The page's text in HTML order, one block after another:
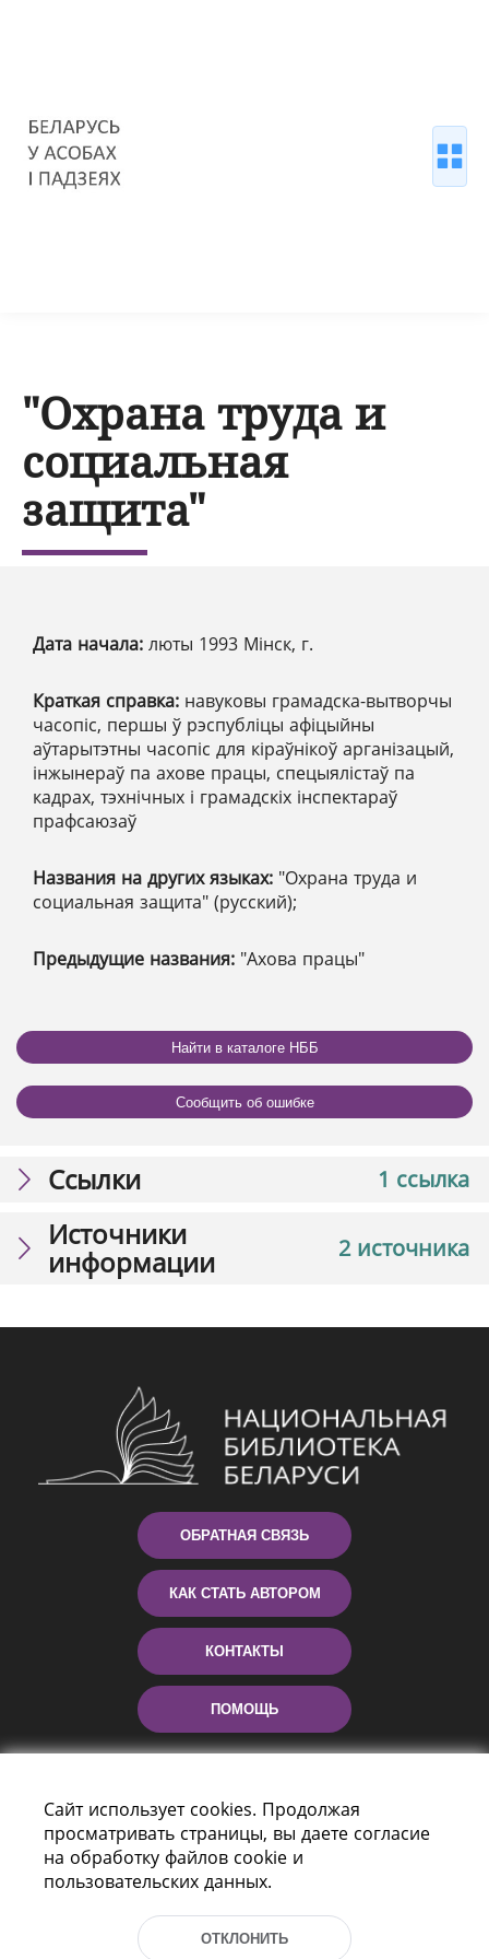
"Охрана труда и
социальная
защита"
Дата начала: люты 1993 Мінск, г.
Краткая справка: навуковы грамадска-вытворчы
часопіс, першы ў рэспубліцы афіцыйны
аўтарытэтны часопіс для кіраўнікоў арганізацый,
інжынераў па ахове працы, спецыялістаў па
кадрах, тэхнічных і грамадскіх інспектараў
прафсаюзаў
Названия на других языках: "Охрана труда и
социальная защита" (русский);
Предыдущие названия: "Ахова працы"
Найти в каталоге НББ
Сообщить об ошибке
1 ссылка
Ссылки
2 источника
Источники
информации
ОБРАТНАЯ СВЯЗЬ
КАК СТАТЬ АВТОРОМ
КОНТАКТЫ
ПОМОЩЬ
Пр-т Независимости 116
г. Минск, Республика Беларусь, 220114
Сайт использует cookies. Продолжая
просматривать страницы, вы даете согласие
на обработку файлов cookie и
пользовательских данных.
ОТКЛОНИТЬ